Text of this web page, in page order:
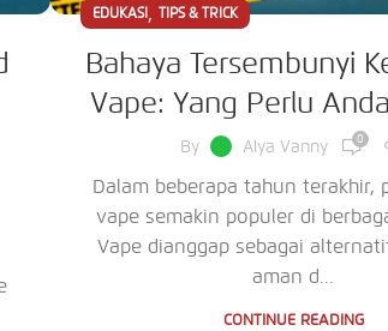
EDUKASI, TIPS & TRICK
Bahaya Tersembunyi
Vape: Yang Perlu
By Alya Vanny 0
Dalam beberapa tahun terakhir,
vape semakin populer di
Vape dianggap sebagai
aman d...
CONTINUE READING